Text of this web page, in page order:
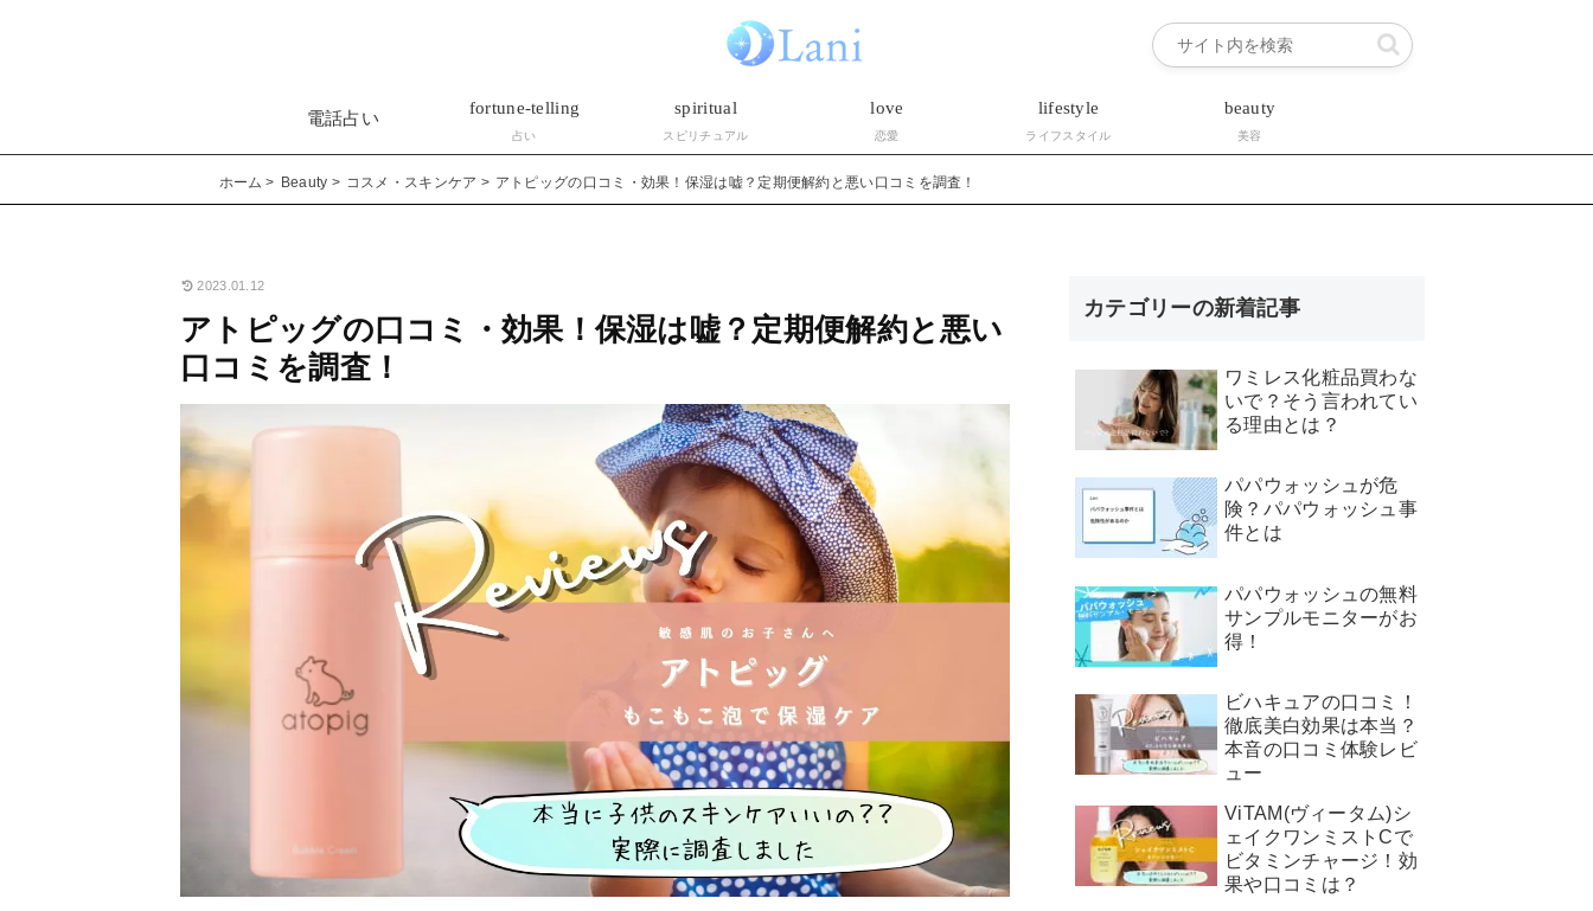
電話占い
fortune-telling
占い
spiritual
スピリチュアル
love
恋愛
lifestyle
ライフスタイル
beauty
美容
ホーム Beauty コスメ・スキンケア アトピッグの口コミ・効果！保湿は嘘？定期便解約と悪い口コミを調査！
2023.01.12
アトピッグの口コミ・効果！保湿は嘘？定期便解約と悪い
口コミを調査！
カテゴリーの新着記事
ワミレス化粧品買わな
いで？そう言われてい
る理由とは？
パパウォッシュが危
険？パパウォッシュ事
件とは
パパウォッシュの無料
サンプルモニターがお
得！
ビハキュアの口コミ！
徹底美白効果は本当？
本音の口コミ体験レビ
ュー
ViTAM(ヴィータム)シ
ェイクワンミストCで
ビタミンチャージ！効
果や口コミは？